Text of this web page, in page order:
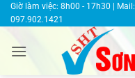
Bỏ
qua
dung
Giờ làm việc: 8h00 - 17h30 | Mail:
097.902.1421